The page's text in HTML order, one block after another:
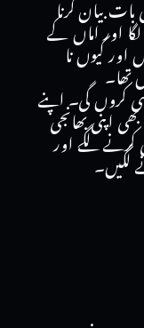
بیان کرنا
اور اماں کے
اور کیوں نا
تھا۔
کروں گی۔ اپنے
اپنی بھانجی
کرنے لگے اور
لگیں۔